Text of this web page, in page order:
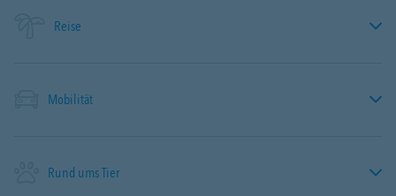
Reise
Mobilität
Rund ums Tier